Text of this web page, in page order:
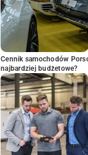
Cennik samochodów
najbardziej budżetowe?